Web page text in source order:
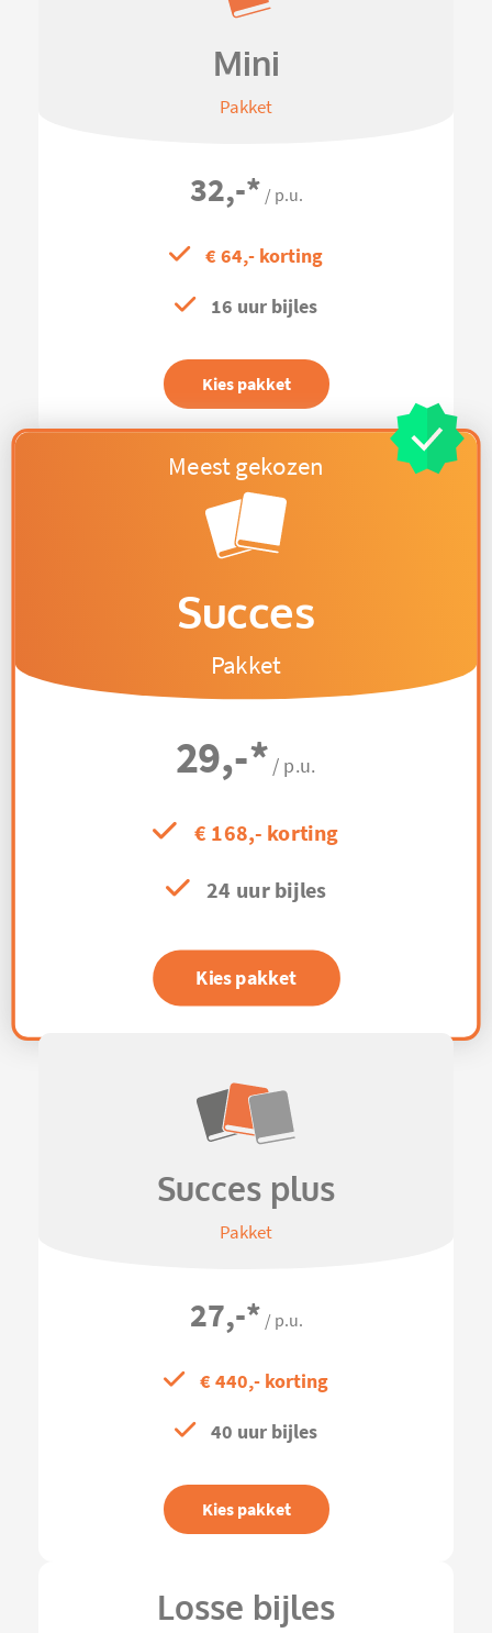
Mini
Pakket
32,-* / p.u.
€ 64,- korting
16 uur bijles
Kies pakket
Succes
Pakket
29,-* / p.u.
€ 168,- korting
24 uur bijles
Kies pakket
Succes plus
Pakket
27,-* / p.u.
€ 440,- korting
40 uur bijles
Kies pakket
Losse bijles